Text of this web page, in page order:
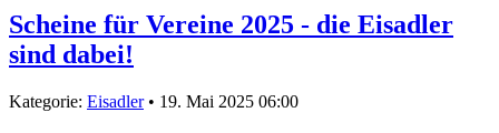
Scheine für Vereine 2025 - die Eisadler
sind dabei!
Kategorie: Eisadler• 19. Mai 2025 06:00